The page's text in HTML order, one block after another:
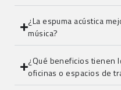
¿La espuma acústica
música?
¿Qué beneficios tienen
oficinas o espacios de